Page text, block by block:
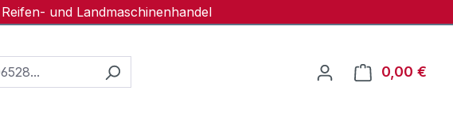
und Landmaschinenhandel
0,00 €